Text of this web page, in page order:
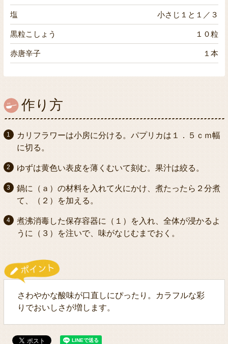
塩 小さじ１と１／３
黒粒こしょう １０粒
赤唐辛子 １本
作り方
カリフラワーは小房に分ける。パプリカは１．５ｃｍ幅
に切る。
ゆずは黄色い表皮を薄くむいて刻む。果汁は絞る。
鍋に（ａ）の材料を入れて火にかけ、煮たったら２分煮
て、（２）を加える。
煮沸消毒した保存容器に（１）を入れ、全体が浸かるよ
うに（３）を注いで、味がなじむまでおく。
さわやかな酸味が口直しにぴったり。カラフルな彩
りでおいしさが増します。